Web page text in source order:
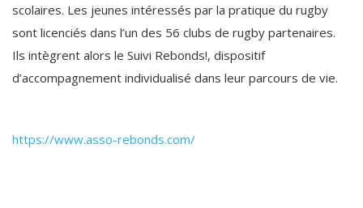
scolaires. Les jeunes intéressés par la pratique du rugby
sont licenciés dans l’un des 56 clubs de rugby partenaires.
Ils intègrent alors le Suivi Rebonds!, dispositif
d’accompagnement individualisé dans leur parcours de vie.
https://www.asso-rebonds.com/